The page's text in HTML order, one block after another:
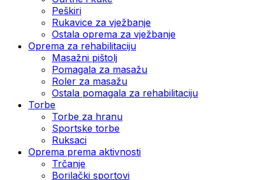
Peškiri
Rukavice za vježbanje
Ostala oprema za vježbanje
Oprema za rehabilitaciju
Masažni pištolj
Pomagala za masažu
Roler za masažu
Ostala pomagala za rehabilitaciju
Torbe
Torbe za hranu
Sportske torbe
Ruksaci
Oprema prema aktivnosti
Trčanje
Borilački sportovi